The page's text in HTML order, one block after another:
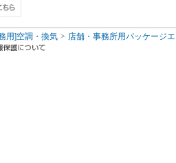
用]空調・換気 店舗・事務所用パッケージ